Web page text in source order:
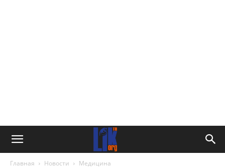
Главная Новости Медицина